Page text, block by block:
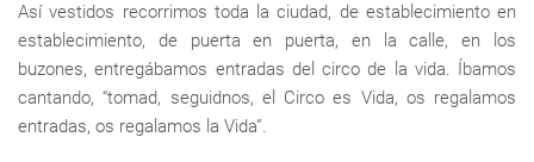
Así vestidos recorrimos toda la ciudad, de establecimiento en
establecimiento, de puerta en puerta, en la calle, en los
buzones, entregábamos entradas del circo de la vida. Íbamos
cantando, “tomad, seguidnos, el Circo es Vida, os regalamos
entradas, os regalamos la Vida”.